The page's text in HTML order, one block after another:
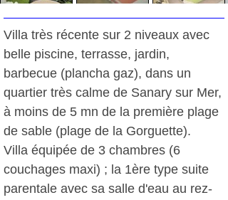
Villa très récente sur 2 niveaux avec
belle piscine, terrasse, jardin,
barbecue (plancha gaz), dans un
quartier très calme de Sanary sur Mer,
à moins de 5 mn de la première plage
de sable (plage de la Gorguette).
Villa équipée de 3 chambres (6
couchages maxi) ; la 1ère type suite
parentale avec sa salle d'eau au rez-